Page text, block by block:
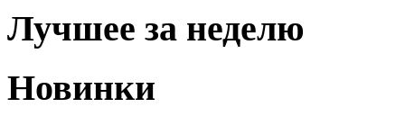
Лучшее за неделю
Новинки